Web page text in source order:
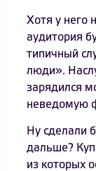
Хотя у него
аудитория
типичный
люди».
зарядился
неведомую
Ну сделали
дальше?
из которых